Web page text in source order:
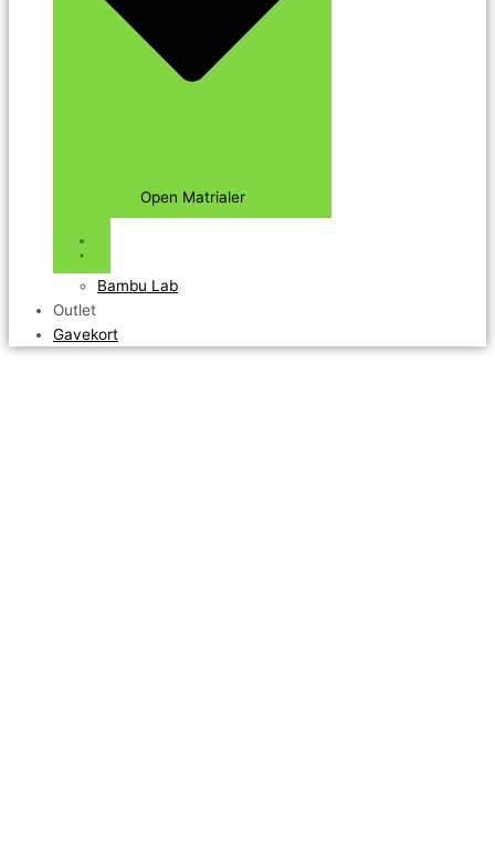
Open Matrialer
Bambu Lab
Outlet
Gavekort